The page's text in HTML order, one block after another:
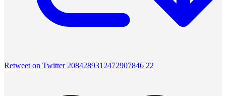
Retweet on Twitter 2084289312472907846 22